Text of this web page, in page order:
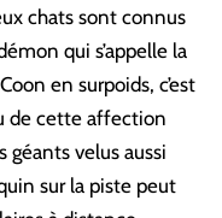
chats sont connus
qui s’appelle la
en surpoids, c’est
de cette affection
géants velus aussi
sur la piste peut